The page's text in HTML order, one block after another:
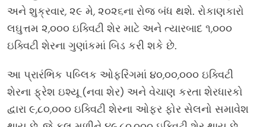
અને શુક્રવાર, ૨૯ મે, ૨૦૨૬ના રોજ બંધ થશે. રોકાણકારો
લઘુત્તમ ૨,૦૦૦ ઇક્વિટી શેર માટે અને ત્યારબાદ ૧,૦૦૦
ઇક્વિટી શેરના ગુણાંકમાં બિડ કરી શકે છે.
આ પ્રારંભિક પબ્લિક ઓફરિંગમાં ૪૦,૦૦,૦૦૦ ઇક્વિટી
શેરના ફ્રેશ ઇશ્યૂ (નવા શેર) અને વેચાણ કરતા શેરધારકો
દ્વારા ૯,૮૦,૦૦૦ ઇક્વિટી શેરના ઓફર ફોર સેલનો સમાવેશ